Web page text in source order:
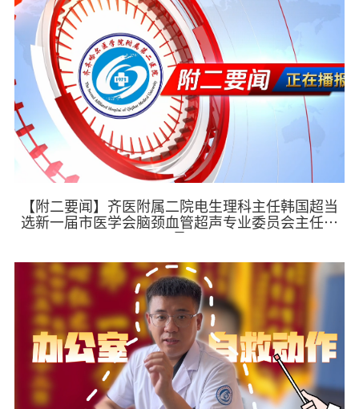
【附二要闻】齐医附属二院电生理科主任韩国超当
选新一届市医学会脑颈血管超声专业委员会主任委